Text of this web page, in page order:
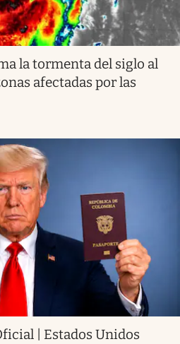
la tormenta del siglo al
afectadas por las
| Estados Unidos